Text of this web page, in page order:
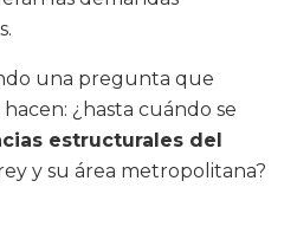
una pregunta que
¿hasta cuándo se
estructurales del
y su área metropolitana?